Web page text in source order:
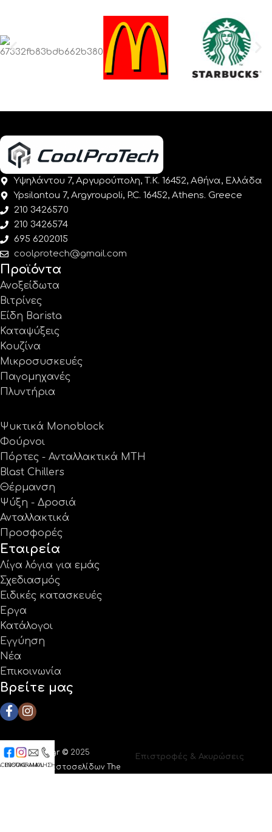
Υψηλάντου 7, Αργυρούπολη, Τ.Κ. 16452, Αθήνα, Ελλάδα
Ypsilantou 7, Argyroupoli, P.C. 16452, Athens. Greece
210 3426570
210 3426574
695 6202015
coolprotech@gmail.com
Προϊόντα
Ανοξείδωτα
Βιτρίνες
Είδη Barista
Καταψύξεις
Κουζίνα
Μικροσυσκευές
Παγομηχανές
Πλυντήρια
Ψυκτικά Monoblock
Φούρνοι
Πόρτες - Ανταλλακτικά MTH
Blast Chillers
Θέρμανση
Ψύξη - Δροσιά
Ανταλλακτικά
Προσφορές
Εταιρεία
Λίγα λόγια για εμάς
Σχεδιασμός
Ειδικές κατασκευές
Έργα
Κατάλογοι
Εγγύηση
Νέα
Επικοινωνία
Βρείτε μας
Coolprotech.gr © 2025
|Κατασκευή ιστοσελίδων The
Επιστροφές & Ακυρώσεις
INSTAGRAM
E-MAILΚΛΗΣΗ